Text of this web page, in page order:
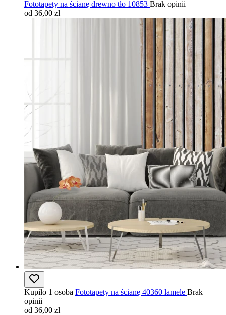
Fototapety na ścianę drewno tło 10853 Brak opinii
od 36,00 zł
Kupiło 1 osoba Fototapety na ścianę 40360 lamele Brak
opinii
od 36,00 zł